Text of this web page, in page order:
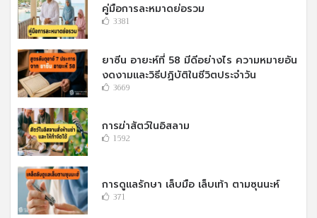
คู่มือการละหมาดย่อรวม
3381
ยาซีน อายะห์ที่ 58 มีดีอย่างไร ความหมายอัน
งดงามและวิธีปฏิบัติในชีวิตประจำวัน
3669
การฆ่าสัตว์ในอิสลาม
1592
การดูแลรักษา เล็บมือ เล็บเท้า ตามซุนนะห์
371